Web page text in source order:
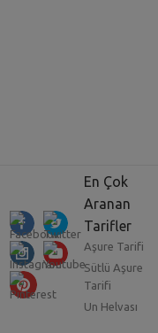
En Çok
Aranan
Tarifler
Aşure Tarifi
Sütlü Aşure
Tarifi
Un Helvası